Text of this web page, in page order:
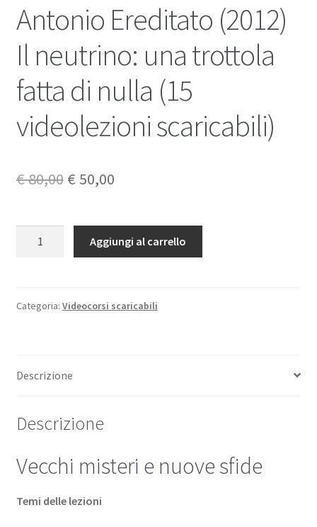
Antonio Ereditato (2012)
Il neutrino: una trottola
fatta di nulla (15
videolezioni scaricabili)
€80,00 Il
originale
era:
€ 50,00Il
attuale
è:
neutrino:
di
videolezioni
quantità
Aggiungi al carrello
Categoria: Videocorsi scaricabili
Descrizione
Descrizione
Vecchi misteri e nuove sfide
Temi delle lezioni